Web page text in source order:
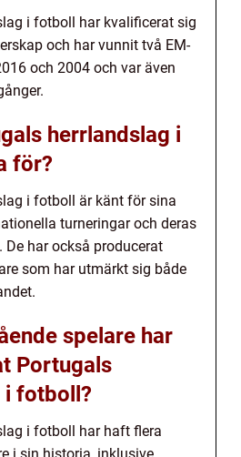
i fotboll har kvalificerat sig
och har vunnit två EM-
och 2004 och var även
herrlandslag i
för?
i fotboll är känt för sina
turneringar och deras
har också producerat
som har utmärkt sig både
spelare har
Portugals
i fotboll?
i fotboll har haft flera